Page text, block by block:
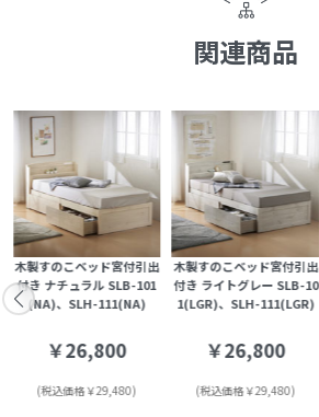
関連商品
木製すのこベッド宮付引出
付き ナチュラル SLB-101
(NA)、SLH-111(NA)
￥26,800
(税込価格￥29,480)
木製すのこベッド宮付引出
付き ライトグレー SLB-10
1(LGR)、SLH-111(LGR)
￥26,800
(税込価格￥29,480)